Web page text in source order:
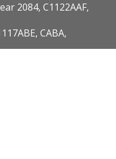
2084, C1122AAF,
CABA,